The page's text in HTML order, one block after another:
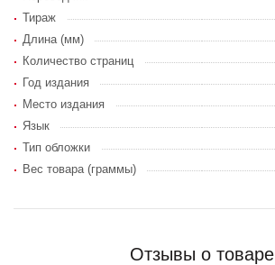
Тираж
Длина (мм)
Количество страниц
Год издания
Место издания
Язык
Тип обложки
Вес товара (граммы)
Отзывы о товаре